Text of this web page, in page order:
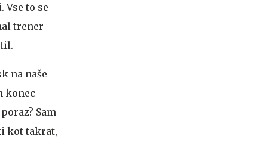
to se
trener
na naše
konec
Sam
kot takrat,